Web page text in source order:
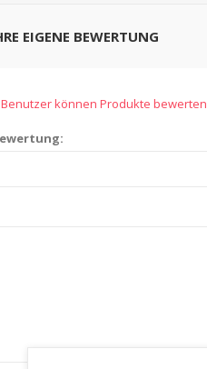
EIGENE BEWERTUNG
können Produkte bewerten